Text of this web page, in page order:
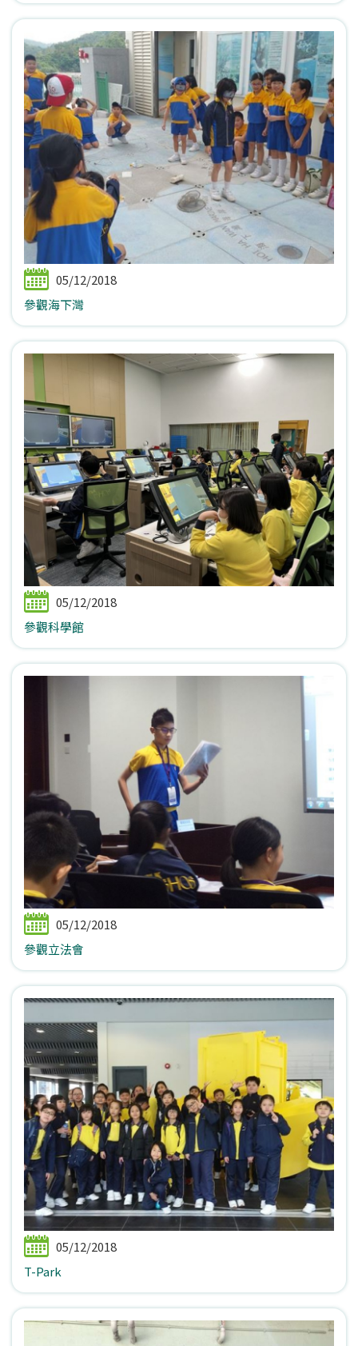
05/12/2018
參觀海下灣
05/12/2018
參觀科學館
05/12/2018
參觀立法會
05/12/2018
T-Park